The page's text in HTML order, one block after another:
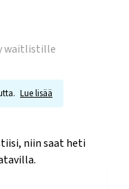
waitlistille
Lue lisää
niin saat heti